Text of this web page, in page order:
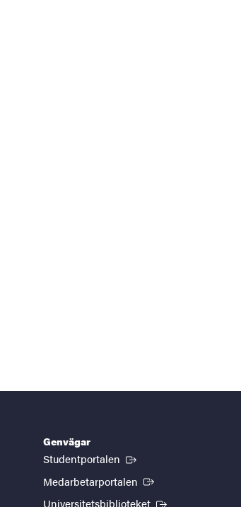
Genvägar
Studentportalen (Extern länk)
Medarbetarportalen (Extern länk)
Universitetsbiblioteket (Extern länk)